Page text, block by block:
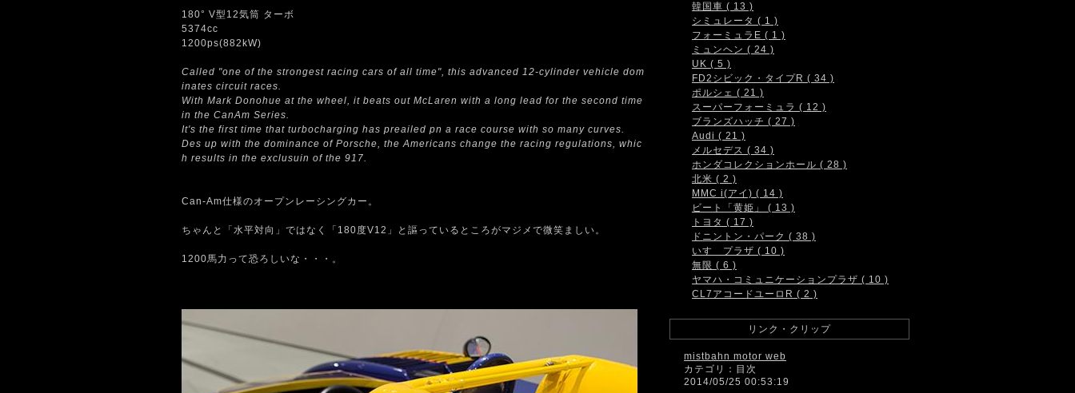
180° V型12気筒 ターボ
5374cc
1200ps(882kW)
Called "one of the strongest racing cars of all time", this advanced 12-cylinder vehicle dom
inates circuit races.
With Mark Donohue at the wheel, it beats out McLaren with a long lead for the second time
in the CanAm Series.
It's the first time that turbocharging has preailed pn a race course with so many curves.
Des up with the dominance of Porsche, the Americans change the racing regulations, whic
h results in the exclusuin of the 917.
Can-Am仕様のオープンレーシングカー。
ちゃんと「水平対向」ではなく「180度V12」と謳っているところがマジメで微笑ましい。
1200馬力って恐ろしいな・・・。
韓国車 ( 13 )
シミュレータ ( 1 )
フォーミュラE ( 1 )
ミュンヘン ( 24 )
UK ( 5 )
FD2シビック・タイプR ( 34 )
ポルシェ ( 21 )
スーパーフォーミュラ ( 12 )
ブランズハッチ ( 27 )
Audi ( 21 )
メルセデス ( 34 )
ホンダコレクションホール ( 28 )
北米 ( 2 )
MMC i(アイ) ( 14 )
ビート「黄姫」 ( 13 )
トヨタ ( 17 )
ドニントン・パーク ( 38 )
いすゞプラザ ( 10 )
無限 ( 6 )
ヤマハ・コミュニケーションプラザ ( 10 )
CL7アコードユーロR ( 2 )
リンク・クリップ
mistbahn motor web
カテゴリ：目次
2014/05/25 00:53:19